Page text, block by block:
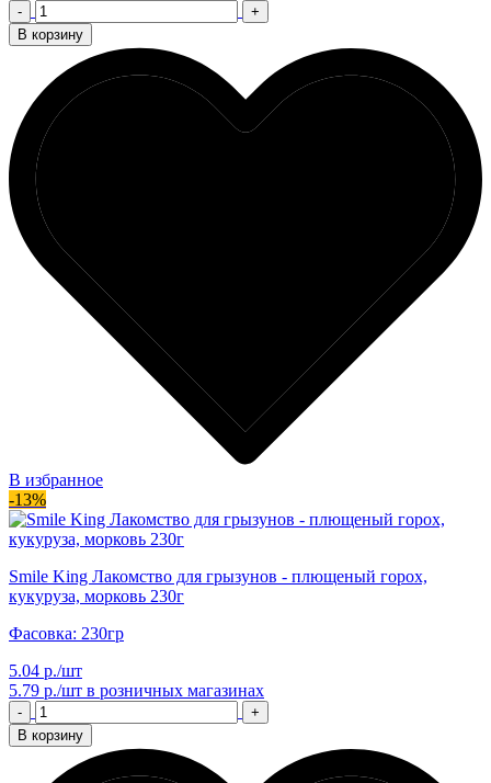
-
+
В корзину
В избранное
-13%
Smile King Лакомство для грызунов - плющеный горох,
кукуруза, морковь 230г
Фасовка: 230гр
5.04 р./шт
5.79 р./шт в розничных магазинах
-
+
В корзину